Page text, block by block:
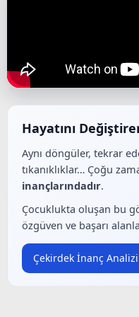
Hayatını
Aynı döngüler, tekrar
tıkanıklıklar… Çoğu
inançlarındadır.
Çocuklukta oluşan bu
özgüven ve başarı
Çekirdek İnanç